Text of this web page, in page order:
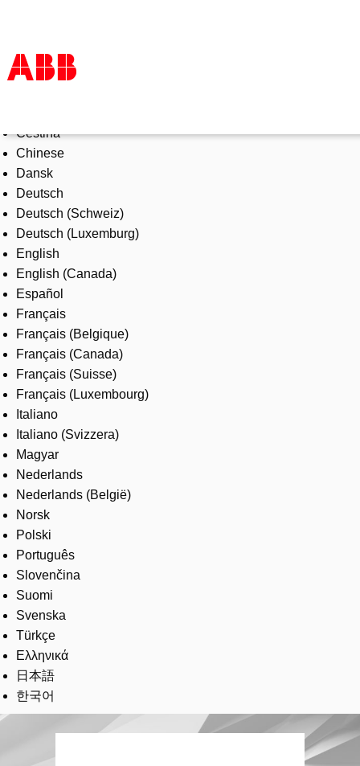
Products & Solutions
Industries
Services
About us
Where to buy
Contact us
Careers
Čeština
Chinese
Dansk
Deutsch
Deutsch (Schweiz)
Deutsch (Luxemburg)
English
English (Canada)
Español
Français
Français (Belgique)
Français (Canada)
Français (Suisse)
Français (Luxembourg)
Italiano
Italiano (Svizzera)
Magyar
Nederlands
Nederlands (België)
Norsk
Polski
Português
Slovenčina
Suomi
Svenska
Türkçe
Ελληνικά
日本語
한국어